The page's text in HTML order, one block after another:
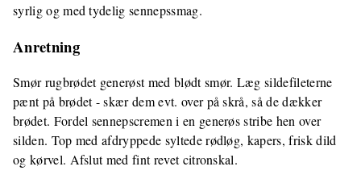
syrlig og med tydelig sennepssmag.
Anretning
Smør rugbrødet generøst med blødt smør. Læg sildefileterne
pænt på brødet - skær dem evt. over på skrå, så de dækker
brødet. Fordel sennepscremen i en generøs stribe hen over
silden. Top med afdryppede syltede rødløg, kapers, frisk dild
og kørvel. Afslut med fint revet citronskal.